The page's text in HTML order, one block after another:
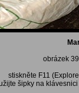
obrázek
stiskněte F11
šipky na